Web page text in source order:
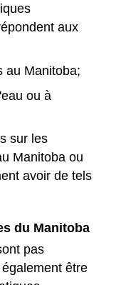
aux
au Manitoba;
ou à
sur les
Manitoba ou
avoir de tels
du Manitoba
pas
être